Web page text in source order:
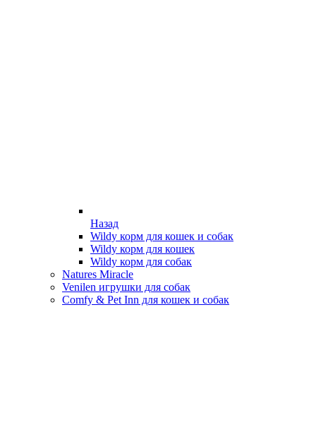
Назад
Wildy корм для кошек и собак
Wildy корм для кошек
Wildy корм для собак
Natures Miracle
Venilen игрушки для собак
Comfy & Pet Inn для кошек и собак